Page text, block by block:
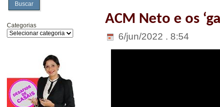
Buscar
Categorias ACM Neto e os
6/jun/2022 . 8:54